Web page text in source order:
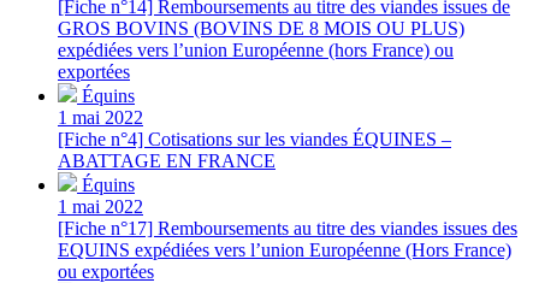
[Fiche n°14] Remboursements au titre des viandes issues de
GROS BOVINS (BOVINS DE 8 MOIS OU PLUS)
expédiées vers l’union Européenne (hors France) ou
exportées
Équins
1 mai 2022
[Fiche n°4] Cotisations sur les viandes ÉQUINES –
ABATTAGE EN FRANCE
Équins
1 mai 2022
[Fiche n°17] Remboursements au titre des viandes issues des
EQUINS expédiées vers l’union Européenne (Hors France)
ou exportées